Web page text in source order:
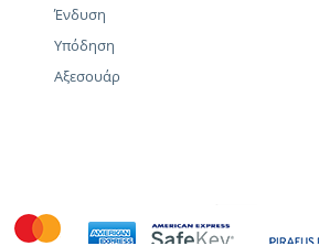
Ένδυση
Υπόδηση
Αξεσουάρ